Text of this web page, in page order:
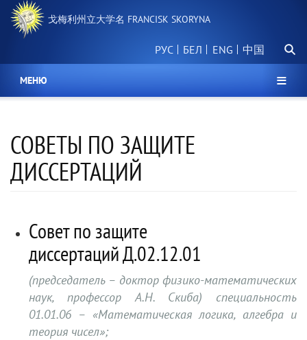
要
戈梅利州立大学名 FRANCISK SKORYNA
РУС БЕЛ 中国
搜
МЕНЮ
СОВЕТЫ ПО ЗАЩИТЕ
ДИССЕРТАЦИЙ
Совет по защите
диссертаций Д.02.12.01
(председатель – доктор физико-математических
наук, профессор А.Н. Скиба) специальность
01.01.06 – «Математическая логика, алгебра и
теория чисел»;